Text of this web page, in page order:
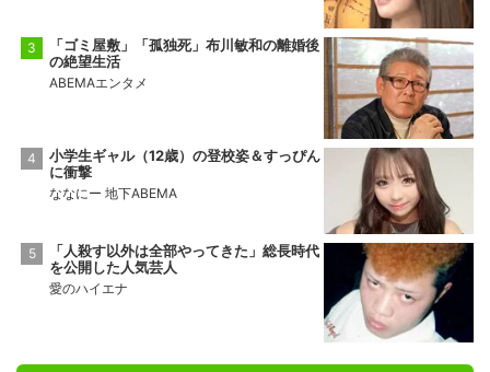
「ゴミ屋敷」「孤独死」布川敏和の離婚後
の絶望生活
ABEMAエンタメ
小学生ギャル（12歳）の登校姿＆すっぴん
に衝撃
ななにー 地下ABEMA
「人殺す以外は全部やってきた」総長時代
を公開した人気芸人
愛のハイエナ